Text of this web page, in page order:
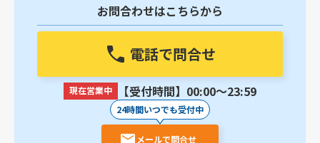
お問合わせはこちらから
電話で問合せ
現在営業中 【受付時間】00:00〜23:59
24時間いつでも受付中
メールで問合せ